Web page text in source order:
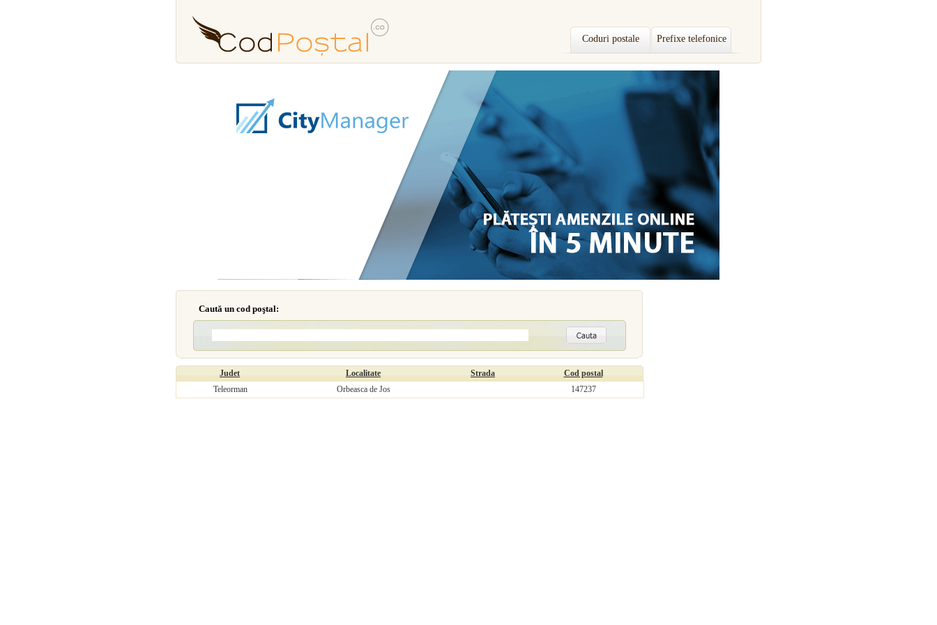
Coduri postale Prefixe telefonice
Caută un cod poştal:
Judet Localitate Strada
Cod postal
Teleorman
Orbeasca de Jos 147237